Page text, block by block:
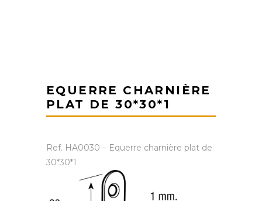
EQUERRE CHARNIÈRE
PLAT DE 30*30*1
Ref. HA0030 – Equerre charnière plat de
30*30*1